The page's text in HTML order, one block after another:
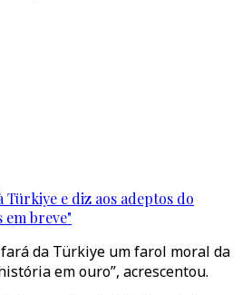
Türkiye e diz aos adeptos do
breve"
da Türkiye um farol moral da
em ouro”, acrescentou.